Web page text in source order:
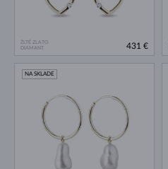
ŽLTÉ ZLATO
DIAMANT
431 €
NA SKLADE